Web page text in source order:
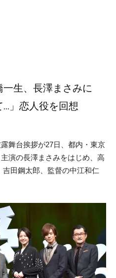
一生、長澤まさみに
…」恋人役を回想
露舞台挨拶が27日、都内・東京
演の長澤まさみをはじめ、高
田鋼太郎、監督の中江和仁